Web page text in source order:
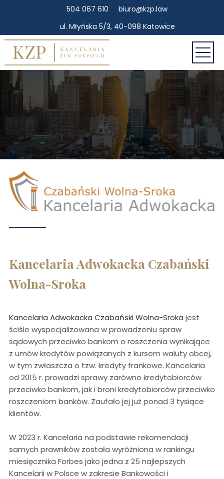
504 067 610
biuro@kzp.law
ul. Młyńska 5/3, 40-098 Katowice
Kancelaria Adwokacka Czabański
Wolna-Sroka
Kancelaria Adwokacka Czabański Wolna-Sroka jest
ściśle wyspecjalizowana w prowadzeniu spraw
sądowych przeciwko bankom o roszczenia wynikające
z umów kredytów powiązanych z kursem waluty obcej,
w tym zwłaszcza o tzw. kredyty frankowe. Kancelaria
od 2015 r. prowadzi sprawy zarówno kredytobiorców
przeciwko bankom, jak i broni kredytobiorców przeciwko
roszczeniom banków. Zaufało jej już ponad 3 tysiące
klientów.
W 2023 r. Kancelaria na podstawie rekomendacji
samych prawników została wyróżniona w rankingu
miesięcznika Forbes jako jedna z 25 najlepszych
Kancelarii w Polsce w zakresie Bankowości i